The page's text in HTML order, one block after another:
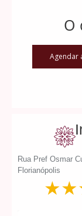
O
Agendar
Rua Pref Osmar
Florianópolis